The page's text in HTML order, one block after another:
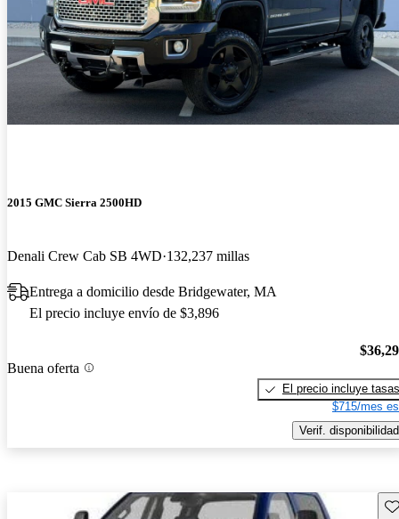
2015 GMC Sierra 2500HD
Denali Crew Cab SB 4WD 132,237 millas
Entrega a domicilio desde Bridgewater, MA
El precio incluye envío de $3,896
Buena oferta
El precio incluye tasas
$715/mes
Verif. disponibilidad